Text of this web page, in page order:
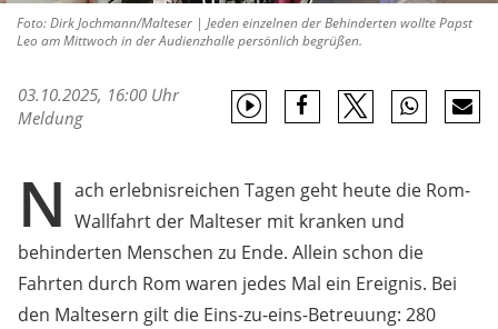
Foto: Dirk Jochmann/Malteser | Jeden einzelnen der Behinderten wollte Papst
Leo am Mittwoch in der Audienzhalle persönlich begrüßen.
03.10.2025, 16:00 Uhr
Meldung
N ach erlebnisreichen Tagen geht heute die Rom-
Wallfahrt der Malteser mit kranken und
behinderten Menschen zu Ende. Allein schon die
Fahrten durch Rom waren jedes Mal ein Ereignis. Bei
den Maltesern gilt die Eins-zu-eins-Betreuung: 280